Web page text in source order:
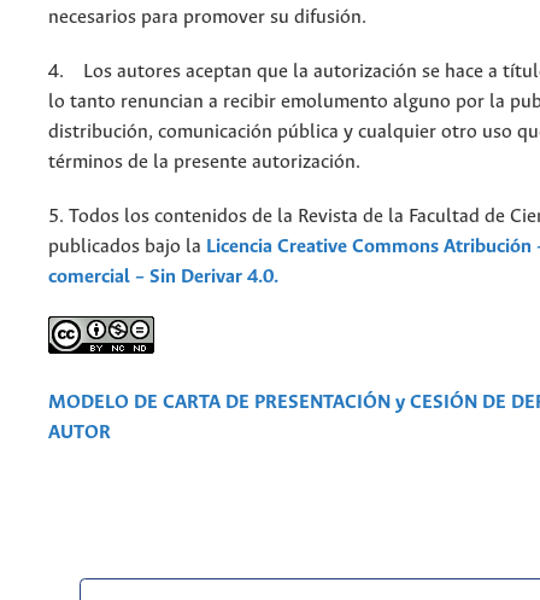
necesarios para promover su difusión.
4. Los autores aceptan que la autorización se hace a
lo tanto renuncian a recibir emolumento alguno por la
distribución, comunicación pública y cualquier otro uso
términos de la presente autorización.
5. Todos los contenidos de la Revista de la Facultad de
publicados bajo la Licencia Creative Commons Atribución
comercial – Sin Derivar 4.0.
MODELO DE CARTA DE PRESENTACIÓN y CESIÓN DE
AUTOR